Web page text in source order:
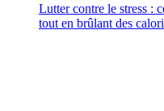
Lutter contre le stress :
tout en brûlant des